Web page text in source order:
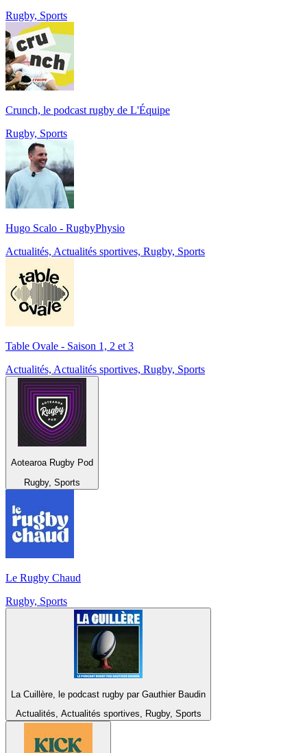
Rugby, Sports
Crunch, le podcast rugby de L'Équipe
Rugby, Sports
Hugo Scalo - RugbyPhysio
Actualités, Actualités sportives, Rugby, Sports
Table Ovale - Saison 1, 2 et 3
Actualités, Actualités sportives, Rugby, Sports
Aotearoa Rugby Pod
Rugby, Sports
Le Rugby Chaud
Rugby, Sports
La Cuillère, le podcast rugby par Gauthier Baudin
Actualités, Actualités sportives, Rugby, Sports